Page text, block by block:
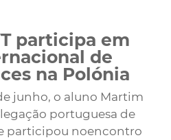
participa em
de
na Polónia
junho, o aluno Martim
portuguesa de
participou noencontro